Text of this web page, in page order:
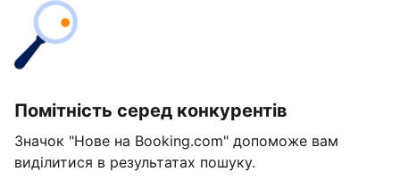
Помітність серед конкурентів
Значок "Нове на Booking.com" допоможе вам
виділитися в результатах пошуку.